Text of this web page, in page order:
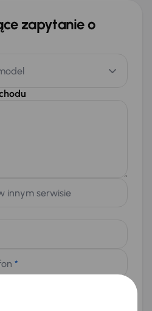
zapytanie o
innym serwisie
*